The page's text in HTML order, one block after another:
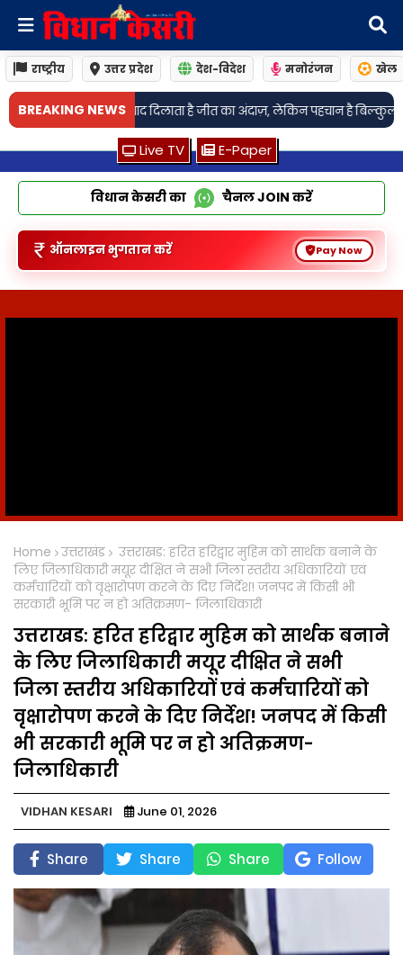
राष्ट्रीय उत्तर प्रदेश देश-विदेश मनोरंजन खेल
BREAKING NEWS
जीत का अंदाज़, लेकिन पहचान है बिल्कुल अलग• मध्य प्रदेश कांग्रेस के 39
Live TV E-Paper
विधान केसरी का चैनलJOIN करें
ऑनलाइन भुगतान करें Pay Now
Home उत्तराखंड
उत्तराखड: हरित हरिद्वार मुहिम को सार्थक बनाने के
लिए जिलाधिकारी मयूर दीक्षित ने सभी जिला स्तरीय अधिकारियों एवं
कर्मचारियों को वृक्षारोपण करने के दिए निर्देश! जनपद में किसी भी
सरकारी भूमि पर न हो अतिक्रमण- जिलाधिकारी
उत्तराखड: हरित हरिद्वार मुहिम को सार्थक बनाने
के लिए जिलाधिकारी मयूर दीक्षित ने सभी
जिला स्तरीय अधिकारियों एवं कर्मचारियों को
वृक्षारोपण करने के दिए निर्देश! जनपद में किसी
भी सरकारी भूमि पर न हो अतिक्रमण-
जिलाधिकारी
VIDHAN KESARI June 01, 2026
Share Share Share Follow